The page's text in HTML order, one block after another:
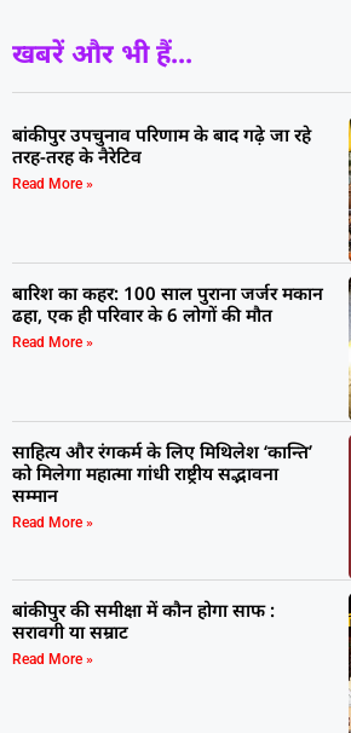
खबरें और भी हैं...
बांकीपुर उपचुनाव परिणाम के बाद गढ़े जा रहे
तरह-तरह के नैरेटिव
Read More »
बारिश का कहर: 100 साल पुराना जर्जर मकान
ढहा, एक ही परिवार के 6 लोगों की मौत
Read More »
साहित्य और रंगकर्म के लिए मिथिलेश ‘कान्ति’
को मिलेगा महात्मा गांधी राष्ट्रीय सद्भावना
सम्मान
Read More »
बांकीपुर की समीक्षा में कौन होगा साफ :
सरावगी या सम्राट
Read More »